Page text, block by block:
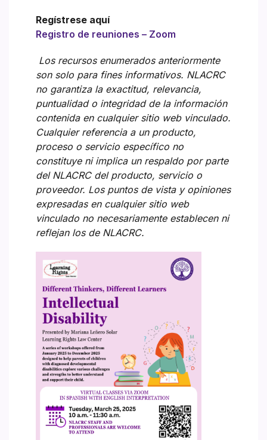
Regístrese aquí
Registro de reuniones – Zoom
Los recursos enumerados anteriormente
son solo para fines informativos. NLACRC
no garantiza la exactitud, relevancia,
puntualidad o integridad de la información
contenida en cualquier sitio web vinculado.
Cualquier referencia a un producto,
proceso o servicio específico no
constituye ni implica un respaldo por parte
del NLACRC del producto, servicio o
proveedor. Los puntos de vista y opiniones
expresadas en cualquier sitio web
vinculado no necesariamente establecen ni
reflejan los de NLACRC.